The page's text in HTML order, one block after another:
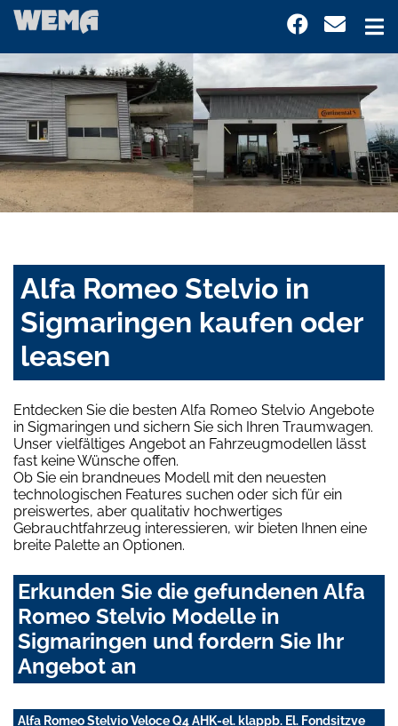
Alfa Romeo Stelvio in
Sigmaringen kaufen oder
leasen
Entdecken Sie die besten Alfa Romeo Stelvio Angebote
in Sigmaringen und sichern Sie sich Ihren Traumwagen.
Unser vielfältiges Angebot an Fahrzeugmodellen lässt
fast keine Wünsche offen.
Ob Sie ein brandneues Modell mit den neuesten
technologischen Features suchen oder sich für ein
preiswertes, aber qualitativ hochwertiges
Gebrauchtfahrzeug interessieren, wir bieten Ihnen eine
breite Palette an Optionen.
Erkunden Sie die gefundenen Alfa
Romeo Stelvio Modelle in
Sigmaringen und fordern Sie Ihr
Angebot an
Alfa Romeo Stelvio Veloce Q4 AHK-el. klappb. El. Fondsitzve